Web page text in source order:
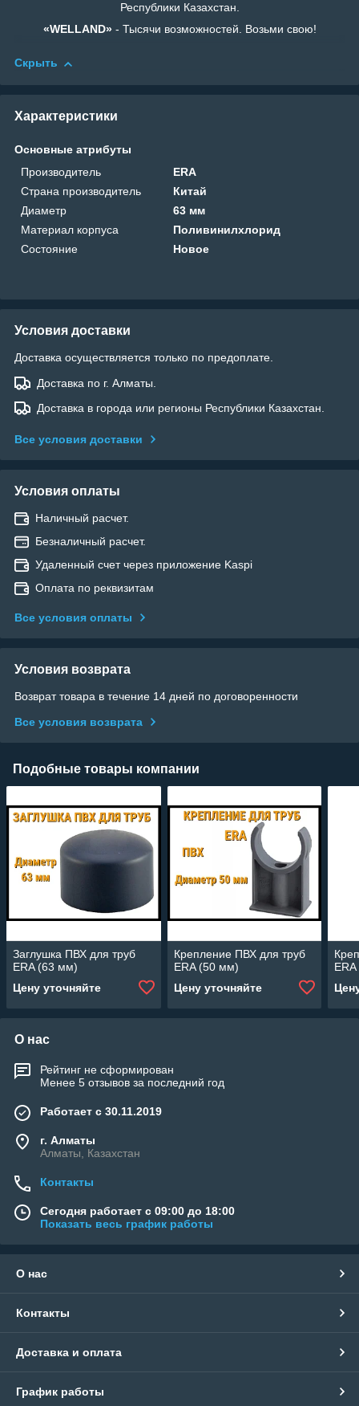
Республики Казахстан.
«WELLAND»- Тысячи возможностей. Возьми свою!
Скрыть
Характеристики
Основные атрибуты
Производитель
ERA
Страна производитель
Китай
Диаметр
63 мм
Материал корпуса
Поливинилхлорид
Состояние
Новое
Условия доставки
Доставка осуществляется только по предоплате.
Доставка по г. Алматы.
Доставка в города или регионы Республики Казахстан.
Все условия доставки
Условия оплаты
Наличный расчет.
Безналичный расчет.
Удаленный счет через приложение Kaspi
Оплата по реквизитам
Все условия оплаты
Условия возврата
Возврат товара в течение 14 дней по договоренности
Все условия возврата
Подобные товары компании
Заглушка ПВХ для труб
ERA (63 мм)
Цену уточняйте
Крепление ПВХ для труб
ERA (50 мм)
Цену уточняйте
О нас
Рейтинг не сформирован
Менее 5 отзывов за последний год
Работает с 30.11.2019
г. Алматы
Алматы, Казахстан
Контакты
Сегодня работает с 09:00 до 18:00
Показать весь график работы
О нас
Контакты
Доставка и оплата
График работы